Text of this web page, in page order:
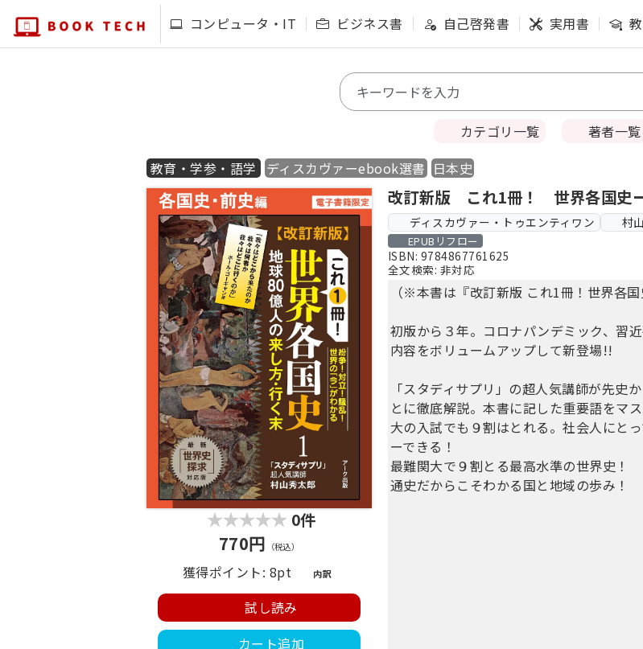
コンピュータ・IT ビジネス書 自己啓発書 実用書
カテゴリ一覧
著者一覧
教育・学参・語学
ディスカヴァーebook選書 日本史
0件
770円 （税込）
獲得ポイント: 8pt 内訳
試し読み
カート追加
改訂新版 これ1冊！ 世界各国史ー
ディスカヴァー・トゥエンティワン 村
EPUBリフロー
ISBN: 9784867761625
全文検索: 非対応
（※本書は『改訂新版 これ1冊！世界各国
初版から３年。コロナパンデミック、習
内容をボリュームアップして新登場!!
「スタディサプリ」の超人気講師が先史
とに徹底解説。本書に記した重要語をマ
大の入試でも９割はとれる。社会人にと
ーできる！
最難関大で９割とる最高水準の世界史！
通史だからこそわかる国と地域の歩み！